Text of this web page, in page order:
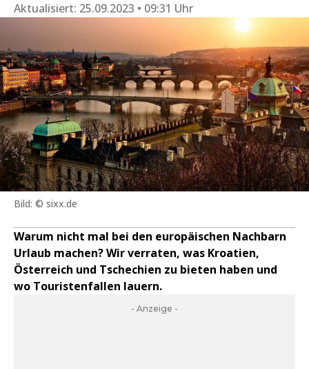
Aktualisiert: 25.09.2023 • 09:31 Uhr
Bild: © sixx.de
Warum nicht mal bei den europäischen Nachbarn
Urlaub machen? Wir verraten, was Kroatien,
Österreich und Tschechien zu bieten haben und
wo Touristenfallen lauern.
- Anzeige -